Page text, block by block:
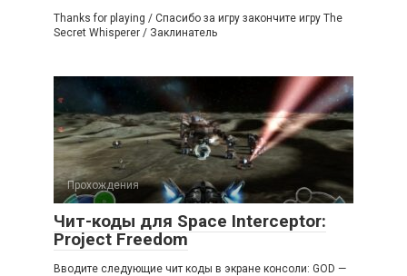
Thanks for playing / Спасибо за игру закончите игру The
Secret Whisperer / Заклинатель
Прохождения
Чит-коды для Space Interceptor:
Project Freedom
Вводите следующие чит коды в экране консоли: GOD —